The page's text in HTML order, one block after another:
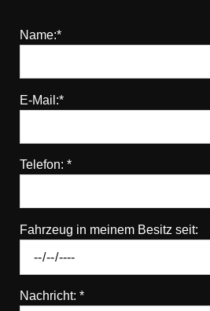
Name:*
E-Mail:*
Telefon: *
Fahrzeug in meinem Besitz seit:
Nachricht: *